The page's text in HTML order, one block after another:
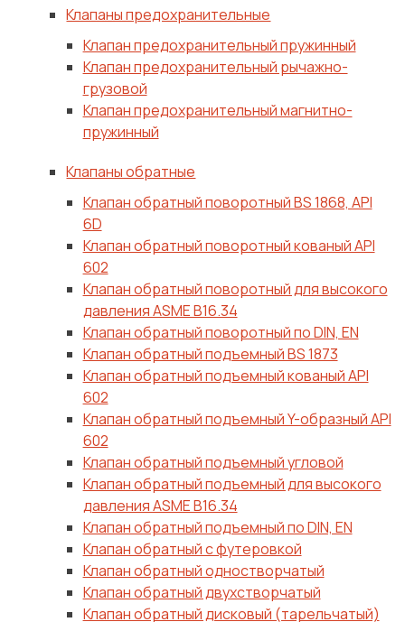
Клапаны предохранительные
Клапан предохранительный пружинный
Клапан предохранительный рычажно-
грузовой
Клапан предохранительный магнитно-
пружинный
Клапаны обратные
Клапан обратный поворотный BS 1868, API
6D
Клапан обратный поворотный кованый API
602
Клапан обратный поворотный для высокого
давления ASME B16.34
Клапан обратный поворотный по DIN, EN
Клапан обратный подъемный BS 1873
Клапан обратный подъемный кованый API
602
Клапан обратный подъемный Y-образный API
602
Клапан обратный подъемный угловой
Клапан обратный подъемный для высокого
давления ASME B16.34
Клапан обратный подъемный по DIN, EN
Клапан обратный с футеровкой
Клапан обратный одностворчатый
Клапан обратный двухстворчатый
Клапан обратный дисковый (тарельчатый)